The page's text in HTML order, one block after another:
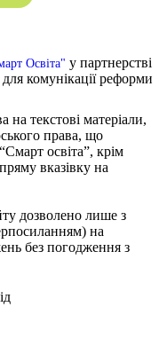
Освіта" у партнерстві
комунікації реформи
на текстові матеріали,
права, що
освіта”, крім
вказівку на
дозволено лише з
на
без погодження з